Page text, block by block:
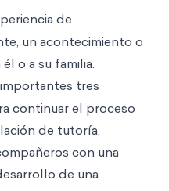
de
un acontecimiento o
o a su familia.
tres
continuar el proceso
de tutoría,
con una
de una